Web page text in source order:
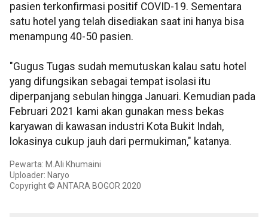
pasien terkonfirmasi positif COVID-19. Sementara
satu hotel yang telah disediakan saat ini hanya bisa
menampung 40-50 pasien.
"Gugus Tugas sudah memutuskan kalau satu hotel
yang difungsikan sebagai tempat isolasi itu
diperpanjang sebulan hingga Januari. Kemudian pada
Februari 2021 kami akan gunakan mess bekas
karyawan di kawasan industri Kota Bukit Indah,
lokasinya cukup jauh dari permukiman," katanya.
Pewarta: M.Ali Khumaini
Uploader: Naryo
Copyright © ANTARA BOGOR 2020